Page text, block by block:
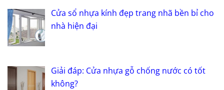
Cửa sổ nhựa kính đẹp trang nhã bền bỉ cho
nhà hiện đại
Giải đáp: Cửa nhựa gỗ chống nước có tốt
không?